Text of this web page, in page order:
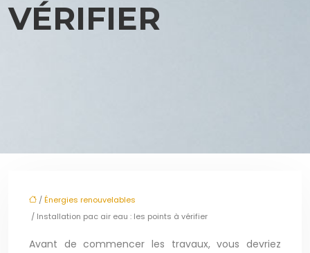
VÉRIFIER
/Énergies renouvelables
/ Installation pac air eau : les points à vérifier
Avant de commencer les travaux, vous devriez